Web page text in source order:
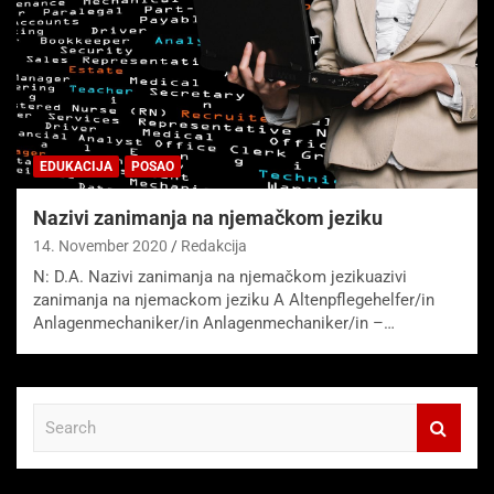
EDUKACIJA POSAO
Nazivi zanimanja na njemačkom jeziku
14. November 2020 Redakcija
N: D.A. Nazivi zanimanja na njemačkom jezikuazivi
zanimanja na njemackom jeziku A Altenpflegehelfer/in
Anlagenmechaniker/in Anlagenmechaniker/in –…